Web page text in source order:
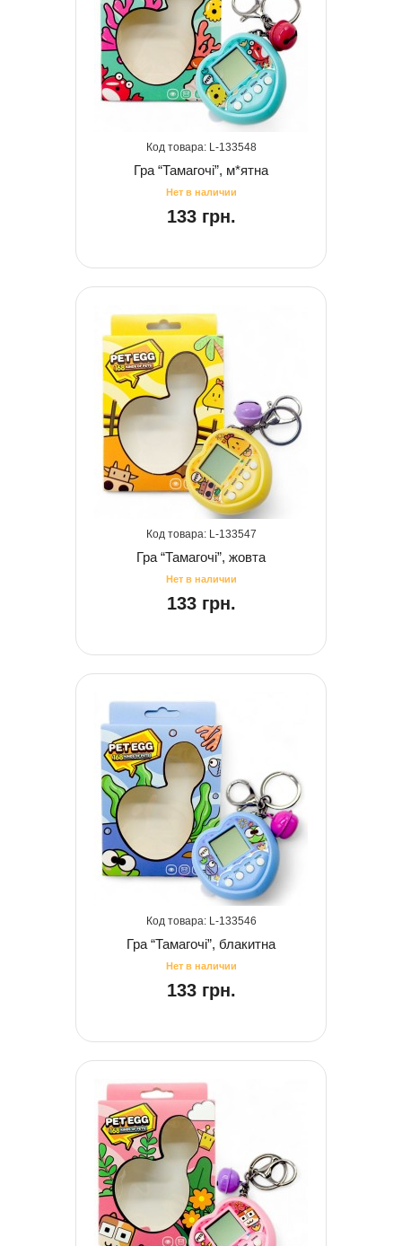
133548
Гра “Тамагочі”, м*ятна
133 грн.
133547
Гра “Тамагочі”, жовта
133 грн.
133546
Гра “Тамагочі”, блакитна
133 грн.